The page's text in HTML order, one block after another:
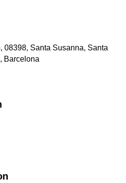
08398, Santa Susanna, Santa
Barcelona